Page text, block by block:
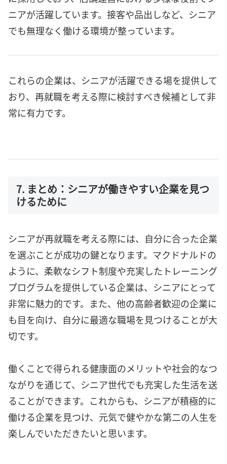
ニアが活躍しています。接客や品出しなど、シニア
でも無理なく働ける環境が整っています。
これらの企業は、シニアが活躍できる場を提供して
おり、再就職を考える際に検討すべき候補として非
常に有力です。
7. まとめ：シニアが働きやすい企業を見つ
けるために
シニアが再就職を考える際には、自分に合った企業
を選ぶことが成功の鍵となります。マクドナルドの
ように、柔軟なシフト制度や充実したトレーニング
プログラムを提供している企業は、シニアにとって
非常に魅力的です。また、他の高齢者歓迎の企業に
も目を向け、自分に最適な職場を見つけることが大
切です。
働くことで得られる健康面のメリットや社会的なつ
ながりを通じて、シニア世代でも充実した生活を送
ることができます。これからも、シニアが積極的に
働ける企業を見つけ、元気で健やかな第二の人生を
楽しんでいただきたいと思います。